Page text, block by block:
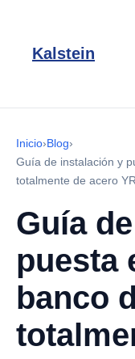
Kalstein
Inicio›Blog›
Guía de instalación y
totalmente de acero
Guía
puesta
banco